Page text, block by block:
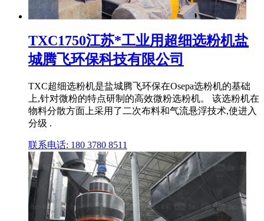
TXC1750江苏*工业用超细选粉机盐
城腾飞环保科技有限公司
TXC超细选粉机是盐城腾飞环保在Osepa选粉机的基础
上,针对微粉的特点研制的高效微粉选粉机。 该选粉机在
物料分散方面上采用了二次布料和气流悬浮技术,使进入
分级 .
联系电话: 180 3780 8511